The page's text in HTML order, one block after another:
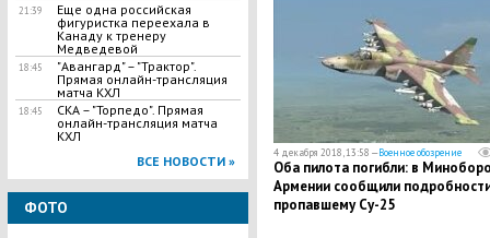
21:39
Еще одна российская
фигуристка переехала в
Канаду к тренеру
Медведевой
18:45
"Авангард" – "Трактор".
Прямая онлайн-трансляция
матча КХЛ
18:45
СКА – "Торпедо". Прямая
онлайн-трансляция матча
КХЛ
ВСЕ НОВОСТИ »
ФОТО
4 декабря 2018, 13:58 —Военное обозрение
Оба пилота погибли: в
Армении сообщили
пропавшему Су-25